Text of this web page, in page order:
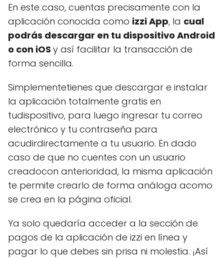
En este caso, cuentas precisamente con la
aplicación conocida como izzi App, la cual
podrás descargar en tu dispositivo Android
o con iOS y así facilitar la transacción de
forma sencilla.
Simplementetienes que descargar e instalar
la aplicación totalmente gratis en
tudispositivo, para luego ingresar tu correo
electrónico y tu contraseña para
acudirdirectamente a tu usuario. En dado
caso de que no cuentes con un usuario
creadocon anterioridad, la misma aplicación
te permite crearlo de forma análoga acomo
se crea en la página oficial.
Ya solo quedaría acceder a la sección de
pagos de la aplicación de izzi en línea y
pagar lo que debes sin prisa ni molestia. ¡Así